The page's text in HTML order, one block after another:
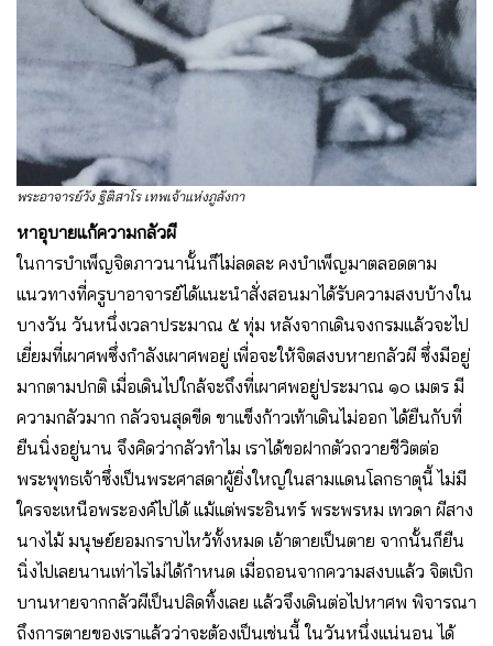
พระอาจารย์วัง ฐิติสาโร เทพเจ้าแห่งภูลังกา
หาอุบายแก้ความกลัวผี
ในการบำเพ็ญจิตภาวนานั้นก็ไม่ลดละ คงบำเพ็ญมาตลอดตาม
แนวทางที่ครูบาอาจารย์ได้แนะนำสั่งสอนมาได้รับความสงบบ้างใน
บางวัน วันหนึ่งเวลาประมาณ ๕ ทุ่ม หลังจากเดินจงกรมแล้วจะไป
เยี่ยมที่เผาศพซึ่งกำลังเผาศพอยู่ เพื่อจะให้จิตสงบหายกลัวผี ซึ่งมีอยู่
มากตามปกติ เมื่อเดินไปใกล้จะถึงที่เผาศพอยู่ประมาณ ๑๐ เมตร มี
ความกลัวมาก กลัวจนสุดขีด ขาแข็งก้าวเท้าเดินไม่ออก ได้ยืนกับที่
ยืนนิ่งอยู่นาน จึงคิดว่ากลัวทำไม เราได้ขอฝากตัวถวายชีวิตต่อ
พระพุทธเจ้าซึ่งเป็นพระศาสดาผู้ยิ่งใหญ่ในสามแดนโลกธาตุนี้ ไม่มี
ใครจะเหนือพระองค์ไปได้ แม้แต่พระอินทร์ พระพรหม เทวดา ผีสาง
นางไม้ มนุษย์ยอมกราบไหว้ทั้งหมด เอ้าตายเป็นตาย จากนั้นก็ยืน
นิ่งไปเลยนานเท่าไรไม่ได้กำหนด เมื่อถอนจากความสงบแล้ว จิตเบิก
บานหายจากกลัวผีเป็นปลิดทิ้งเลย แล้วจึงเดินต่อไปหาศพ พิจารณา
ถึงการตายของเราแล้วว่าจะต้องเป็นเช่นนี้ ในวันหนึ่งแน่นอน ได้